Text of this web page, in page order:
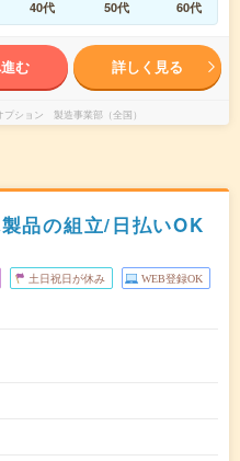
40代 50代 60代
む 詳しく見る
プション 製造事業部（全国）
品の組立/日払いOK
土日祝日が休み WEB登録OK